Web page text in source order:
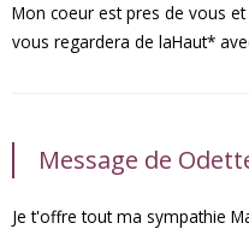
Mon coeur est pres de vous
vous regardera de laHaut*
Message de
Je t'offre tout ma sympathie